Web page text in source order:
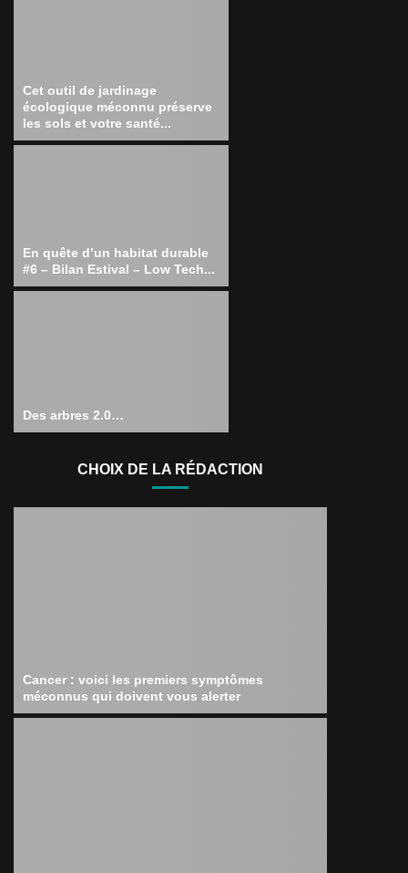
Cet outil de jardinage
écologique méconnu préserve
les sols et votre santé...
En quête d’un habitat durable
#6 – Bilan Estival – Low Tech...
Des arbres 2.0…
CHOIX DE LA RÉDACTION
Cancer : voici les premiers symptômes
méconnus qui doivent vous alerter